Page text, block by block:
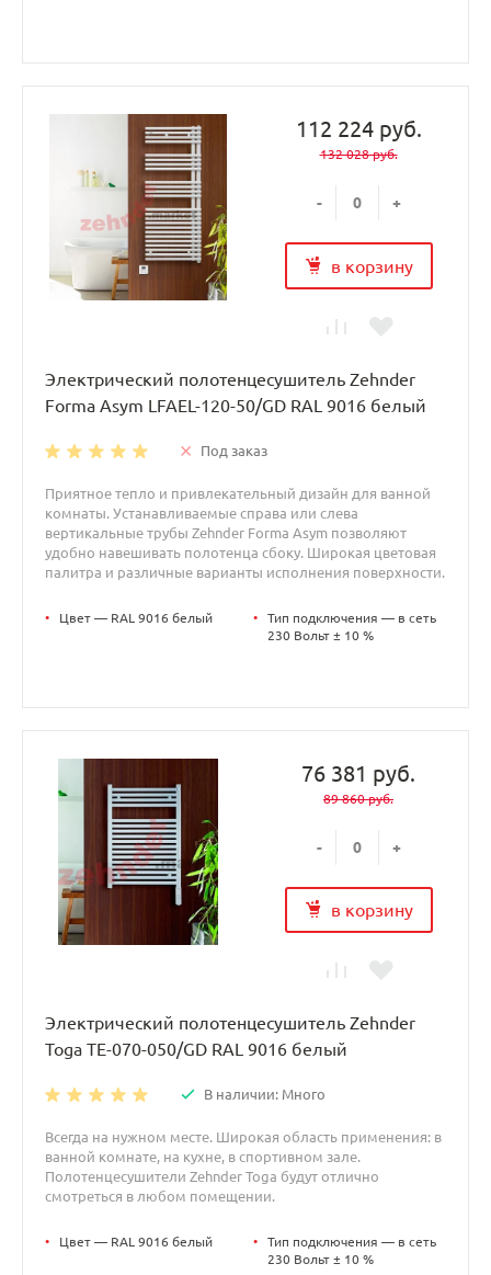
112 224 руб.
132 028 руб.
- +
в корзину
Электрический полотенцесушитель Zehnder
Forma Asym LFAEL-120-50/GD RAL 9016 белый
Под заказ
Приятное тепло и привлекательный дизайн для ванной
комнаты. Устанавливаемые справа или слева
вертикальные трубы Zehnder Forma Asym позволяют
удобно навешивать полотенца сбоку. Широкая цветовая
палитра и различные варианты исполнения поверхности.
• Цвет — RAL 9016 белый •
Тип подключения — в сеть
230 Вольт ± 10 %
76 381 руб.
89 860 руб.
- +
в корзину
Электрический полотенцесушитель Zehnder
Toga TE-070-050/GD RAL 9016 белый
В наличии: Много
Всегда на нужном месте. Широкая область применения: в
ванной комнате, на кухне, в спортивном зале.
Полотенцесушители Zehnder Toga будут отлично
смотреться в любом помещении.
• Цвет — RAL 9016 белый •
Тип подключения — в сеть
230 Вольт ± 10 %